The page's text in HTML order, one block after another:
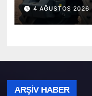
4 AĞUSTOS 2026
ARŞIV HABER